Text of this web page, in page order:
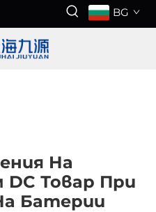
BG
На
Товар При
Батерии